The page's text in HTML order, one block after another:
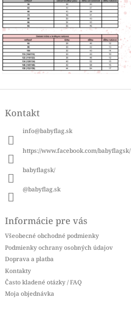
pKontakt
info@babyflag.sk
https://www.facebook.com/babyflagsk/
babyflagsk/
@babyflag.sk
Informácie pre vás
Všeobecné obchodné podmienky
Podmienky ochrany osobných údajov
Doprava a platba
Kontakty
Často kladené otázky / FAQ
Moja objednávka